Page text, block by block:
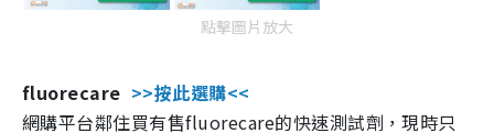
點擊圖片放大
fluorecare >>按此選購<<
網購平台鄰住買有售fluorecare的快速測試劑，現時只